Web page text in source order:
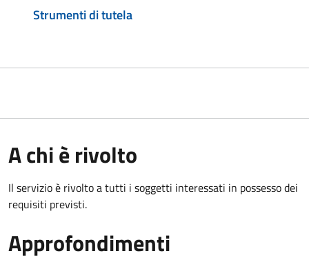
Strumenti di tutela
A chi è rivolto
Il servizio è rivolto a tutti i soggetti interessati in possesso dei
requisiti previsti.
Approfondimenti